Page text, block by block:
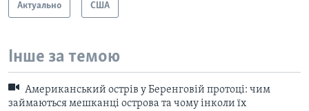
Актуально США
Інше за темою
Американський острів у Беренговій протоці: чим
займаються мешканці острова та чому інколи їх